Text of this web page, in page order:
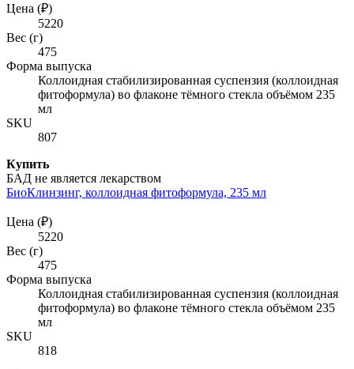
Цена (₽)
5220
Вес (г)
475
Форма выпуска
Коллоидная стабилизированная суспензия (коллоидная
фитоформула) во флаконе тёмного стекла объёмом 235
мл
SKU
807
Купить
БАД не является лекарством
БиоКлинзинг, коллоидная фитоформула, 235 мл
Цена (₽)
5220
Вес (г)
475
Форма выпуска
Коллоидная стабилизированная суспензия (коллоидная
фитоформула) во флаконе тёмного стекла объёмом 235
мл
SKU
818